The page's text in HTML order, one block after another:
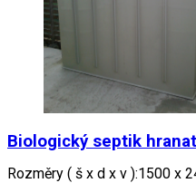
Biologický septik
Rozměry ( š x d x v ):1500 x